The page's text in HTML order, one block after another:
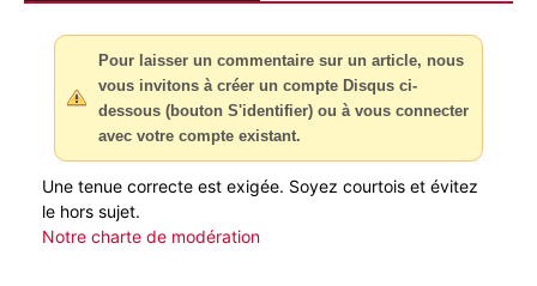
Pour laisser un commentaire sur un article, nous
vous invitons à créer un compte Disqus ci-
dessous (bouton S'identifier) ou à vous connecter
avec votre compte existant.
Une tenue correcte est exigée. Soyez courtois et évitez
le hors sujet.
Notre charte de modération